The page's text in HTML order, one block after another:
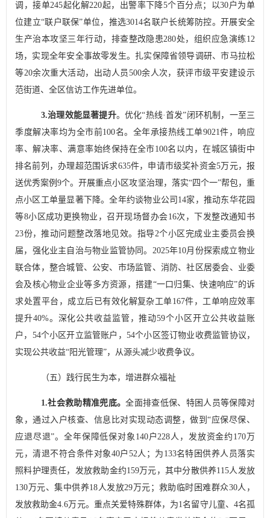
调，接单245起化解220起，出警率下降5个百分点；以30户为单
位建立“联户联保”单位，推选3014名联户长统筹防控。开展安全
生产治本攻坚三年行动，排查整改隐患280处，组织应急演练 12
场，实现全年安全事故零发生。扎实保障省领导调研、市马拉松
等20余次重大活动，出动人员 500余人次，获评市级平安建设示
范街道、全区信访工作先进单位。
3.治理效能显著提升。 优化“热线·首发”闭环机制，一至三
季度解决率均为全市前100名。全年承接热线工单9021件，响应
率、解决率、满意率始终保持在全市100名以内，在城区镇街中
排名前列，办理超范围诉求635件，申请市级奖补资金5万元，报
送优秀案例9个。开展重点小区攻坚治理， 落实“四个一”帮包，重
点小区工单量显著下降。全年约谈物业公司 14家，推动东华花园
等8小区成功更换物业，召开现场督办会16次，下发整改通知书
23份，推动问题整改落地见效。指导2个小区完成业主委员会换
届，强化业主自治与物业监管协同。 2025年10月份探索成立物业
联合体，整合城管、公安、市场监管、消防、社区居委会、业委
会及核心物业企业等多方资源，搭建“一口归集、快速响应”的诉
求处置平台，成立后已有效化解复杂工单167件，工单响应效率
提升40%。深化公共收益监管，推动59个小区开立公共收益账
户， 54个小区开立监管账户， 54个小区签订物业收费监管协议，
实现公共收益“阳光管理”，从源头减少收费争议。
（五）践行民生为本，增进群众福祉
1.社会救助精准兜底。全面排查低保、特困人员等保障对
象，通过入户核查、信息比对实现动态调整，做到“应保尽保、
应退尽退”。全年保障低保对象 140户228人，发放资金约 170 万
元，清退不符合条件对象40户 52人；为 133名特困供养人员落实
照料护理责任，发放救助金约159万元，其中分散供养115人发放
130 万元、集中供养18人发放29 万元；救助临时困难群众30人，
发放救助金4.6万元。重点关爱特殊群体，为1名留守儿童、 4名孤